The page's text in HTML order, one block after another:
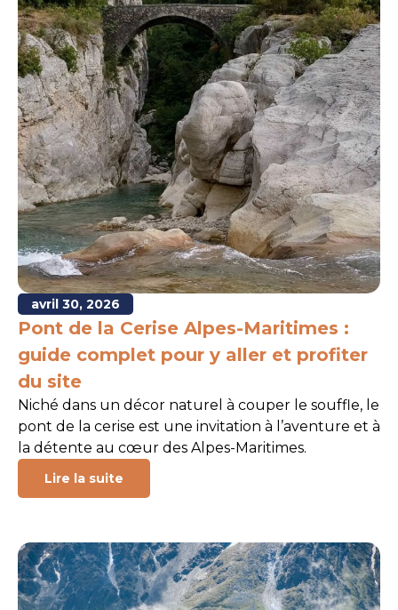
avril 30, 2026
Pont de la Cerise Alpes-Maritimes :
guide complet pour y aller et profiter
du site
Niché dans un décor naturel à couper le souffle, le
pont de la cerise est une invitation à l’aventure et à
la détente au cœur des Alpes-Maritimes.
Lire la suite